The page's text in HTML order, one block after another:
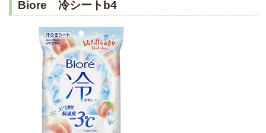
Biore 冷シートb4